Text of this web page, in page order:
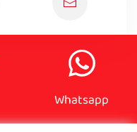
Whatsapp